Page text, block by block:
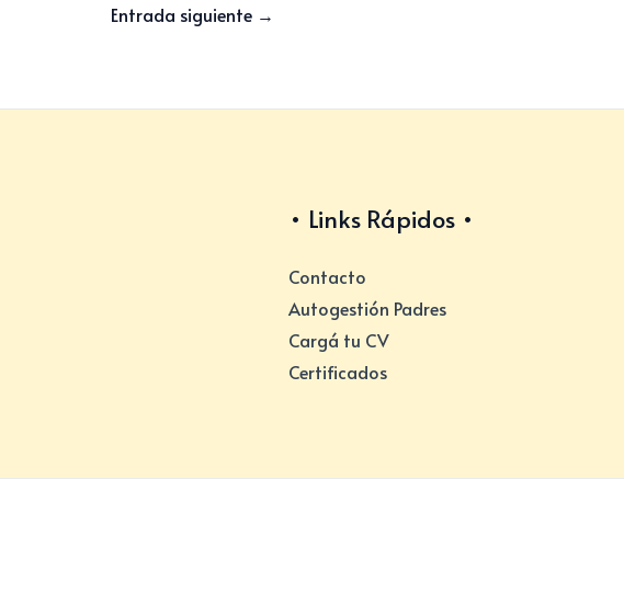
Entrada siguiente →
Links Rápidos
Contacto
Autogestión Padres
Cargá tu CV
Certificados